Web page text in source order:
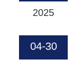
2025
04-30